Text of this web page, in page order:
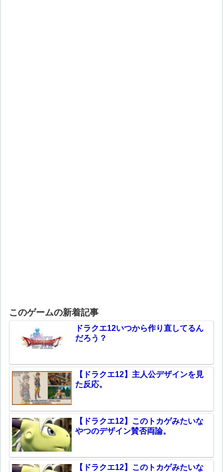
このゲームの新着記事
ドラクエ12いつから作り直してるん
だろう？
【ドラクエ12】主人公デザインを見
た反応。
【ドラクエ12】このトカゲみたいな
やつのデザイン賛否両論。
【ドラクエ12】このトカゲみたいな